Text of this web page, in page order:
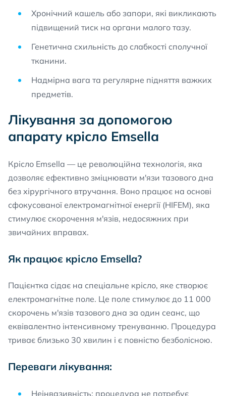
Хронічний кашель або запори, які викликають
підвищений тиск на органи малого тазу.
Генетична схильність до слабкості сполучної
тканини.
Надмірна вага та регулярне підняття важких
предметів.
Лікування за допомогою
апарату крісло Emsella
Крісло Emsella — це революційна технологія, яка
дозволяє ефективно зміцнювати м'язи тазового дна
без хірургічного втручання. Воно працює на основі
сфокусованої електромагнітної енергії (HIFEM), яка
стимулює скорочення м'язів, недосяжних при
звичайних вправах.
Як працює крісло Emsella?
Пацієнтка сідає на спеціальне крісло, яке створює
електромагнітне поле. Це поле стимулює до 11 000
скорочень м'язів тазового дна за один сеанс, що
еквівалентно інтенсивному тренуванню. Процедура
триває близько 30 хвилин і є повністю безболісною.
Переваги лікування:
Неінвазивність: процедура не потребує